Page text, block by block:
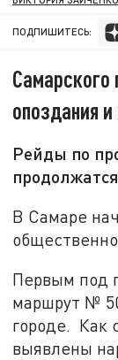
ПОДПИШИТЕСЬ:
опоздания
Рейды по
В Самаре
Первым под
маршрут №
городе. Как
выявлены